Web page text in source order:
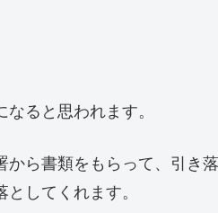
ると思われます。
ら書類をもらって、引き
してくれます。